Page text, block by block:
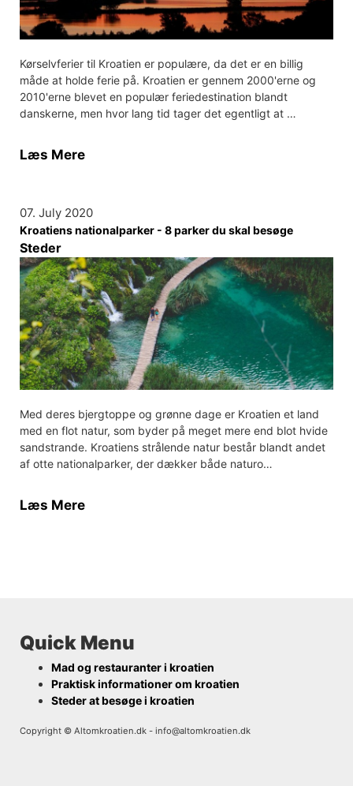
Kørselvferier til Kroatien er populære, da det er en billig
måde at holde ferie på. Kroatien er gennem 2000'erne og
2010'erne blevet en populær feriedestination blandt
danskerne, men hvor lang tid tager det egentligt at …
Læs Mere
07. July 2020
Kroatiens nationalparker - 8 parker du skal besøge
Steder
Med deres bjergtoppe og grønne dage er Kroatien et land
med en flot natur, som byder på meget mere end blot hvide
sandstrande. Kroatiens strålende natur består blandt andet
af otte nationalparker, der dækker både naturo…
Læs Mere
Quick Menu
Mad og restauranter i kroatien
Praktisk informationer om kroatien
Steder at besøge i kroatien
Copyright © Altomkroatien.dk - info@altomkroatien.dk